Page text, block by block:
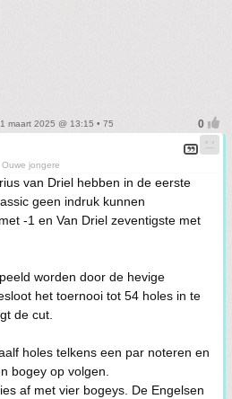
maart 2025 @ 13:15 • 75
Ouwe jongere
van Driel hebben in de eerste
geen indruk kunnen
-1 en Van Driel zeventigste met
worden door de hevige
het toernooi tot 54 holes in te
de cut.
holes telkens een par noteren en
bogey op volgen.
af met vier bogeys. De Engelsen